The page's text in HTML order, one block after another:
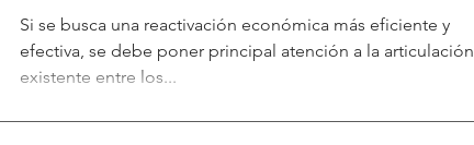
Si se busca una reactivación económica más eficiente y
efectiva, se debe poner principal atención a la articulación
existente entre los...